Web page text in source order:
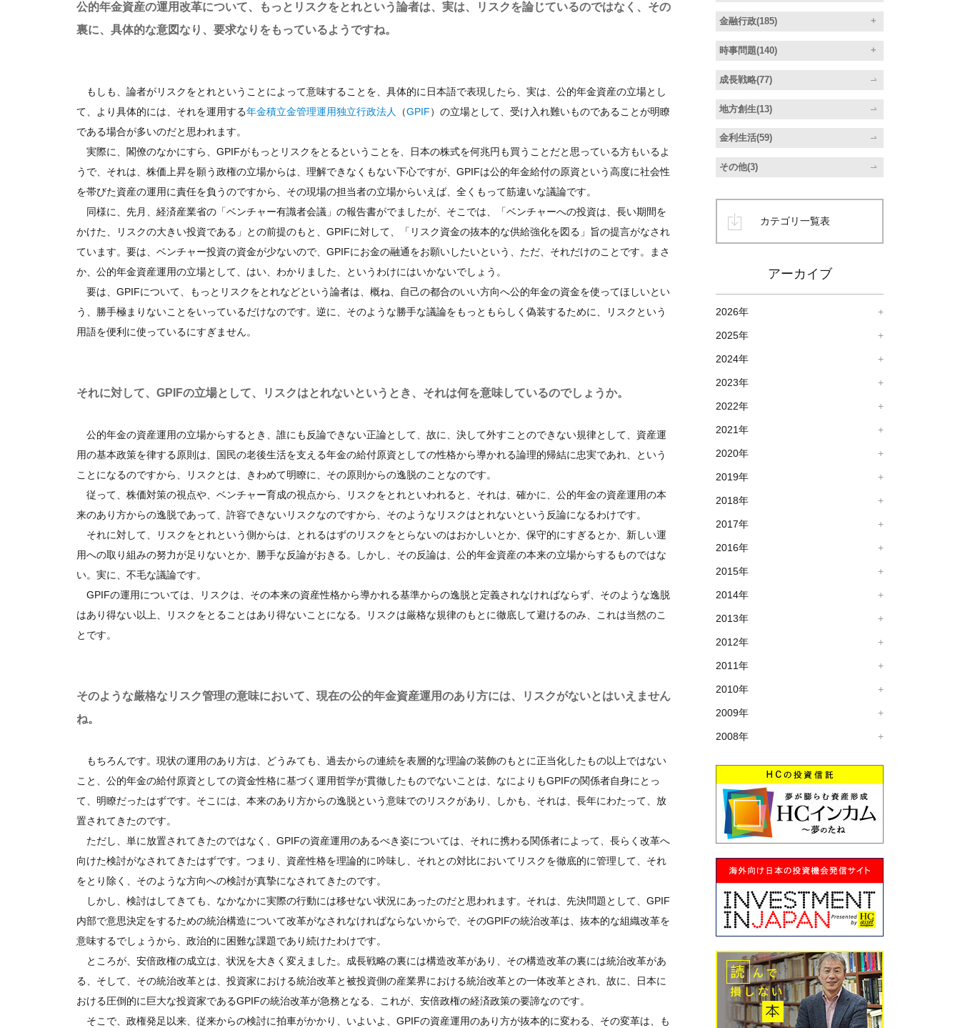
公的年金資産の運用改革について、もっとリスクをとれという論者は、実は、リスクを論じているのではなく、その
裏に、具体的な意図なり、要求なりをもっているようですね。
もしも、論者がリスクをとれということによって意味することを、具体的に日本語で表現したら、実は、公的年金資産の立場とし
て、より具体的には、それを運用する年金積立金管理運用独立行政法人 （GPIF）の立場として、受け入れ難いものであることが明瞭
である場合が多いのだと思われます。
実際に、閣僚のなかにすら、GPIFがもっとリスクをとるということを、日本の株式を何兆円も買うことだと思っている方もいるよ
うで、それは、株価上昇を願う政権の立場からは、理解できなくもない下心ですが、GPIFは公的年金給付の原資という高度に社会性
を帯びた資産の運用に責任を負うのですから、その現場の担当者の立場からいえば、全くもって筋違いな議論です。
同様に、先月、経済産業省の「ベンチャー有識者会議」の報告書がでましたが、そこでは、「ベンチャーへの投資は、長い期間を
かけた、リスクの大きい投資である」との前提のもと、GPIFに対して、「リスク資金の抜本的な供給強化を図る」旨の提言がなされ
ています。要は、ベンチャー投資の資金が少ないので、GPIFにお金の融通をお願いしたいという、ただ、それだけのことです。まさ
か、公的年金資産運用の立場として、はい、わかりました、というわけにはいかないでしょう。
要は、GPIFについて、もっとリスクをとれなどという論者は、概ね、自己の都合のいい方向へ公的年金の資金を使ってほしいとい
う、勝手極まりないことをいっているだけなのです。逆に、そのような勝手な議論をもっともらしく偽装するために、リスクという
用語を便利に使っているにすぎません。
それに対して、GPIFの立場として、リスクはとれないというとき、それは何を意味しているのでしょうか。
公的年金の資産運用の立場からするとき、誰にも反論できない正論として、故に、決して外すことのできない規律として、資産運
用の基本政策を律する原則は、国民の老後生活を支える年金の給付原資としての性格から導かれる論理的帰結に忠実であれ、という
ことになるのですから、リスクとは、きわめて明瞭に、その原則からの逸脱のことなのです。
従って、株価対策の視点や、ベンチャー育成の視点から、リスクをとれといわれると、それは、確かに、公的年金の資産運用の本
来のあり方からの逸脱であって、許容できないリスクなのですから、そのようなリスクはとれないという反論になるわけです。
それに対して、リスクをとれという側からは、とれるはずのリスクをとらないのはおかしいとか、保守的にすぎるとか、新しい運
用への取り組みの努力が足りないとか、勝手な反論がおきる。しかし、その反論は、公的年金資産の本来の立場からするものではな
い。実に、不毛な議論です。
GPIFの運用については、リスクは、その本来の資産性格から導かれる基準からの逸脱と定義されなければならず、そのような逸脱
はあり得ない以上、リスクをとることはあり得ないことになる。リスクは厳格な規律のもとに徹底して避けるのみ、これは当然のこ
とです。
そのような厳格なリスク管理の意味において、現在の公的年金資産運用のあり方には、リスクがないとはいえません
ね。
もちろんです。現状の運用のあり方は、どうみても、過去からの連続を表層的な理論の装飾のもとに正当化したもの以上ではない
こと、公的年金の給付原資としての資金性格に基づく運用哲学が貫徹したものでないことは、なによりもGPIFの関係者自身にとっ
て、明瞭だったはずです。そこには、本来のあり方からの逸脱という意味でのリスクがあり、しかも、それは、長年にわたって、放
置されてきたのです。
ただし、単に放置されてきたのではなく、GPIFの資産運用のあるべき姿については、それに携わる関係者によって、長らく改革へ
向けた検討がなされてきたはずです。つまり、資産性格を理論的に吟味し、それとの対比においてリスクを徹底的に管理して、それ
をとり除く、そのような方向への検討が真摯になされてきたのです。
しかし、検討はしてきても、なかなかに実際の行動には移せない状況にあったのだと思われます。それは、先決問題として、GPIF
内部で意思決定をするための統治構造について改革がなされなければならないからで、そのGPIFの統治改革は、抜本的な組織改革を
意味するでしょうから、政治的に困難な課題であり続けたわけです。
ところが、安倍政権の成立は、状況を大きく変えました。成長戦略の裏には構造改革があり、その構造改革の裏には統治改革があ
る、そして、その統治改革とは、投資家における統治改革と被投資側の産業界における統治改革との一体改革とされ、故に、日本に
おける圧倒的に巨大な投資家であるGPIFの統治改革が急務となる、これが、安倍政権の経済政策の要諦なのです。
そこで、政権発足以来、従来からの検討に拍車がかかり、いよいよ、GPIFの資産運用のあり方が抜本的に変わる、その変革は、も
金融行政(185)
時事問題(140)
成長戦略(77)
地方創生(13)
金利生活(59)
その他(3)
カテゴリ一覧表
アーカイブ
2026年
2025年
2024年
2023年
2022年
2021年
2020年
2019年
2018年
2017年
2016年
2015年
2014年
2013年
2012年
2011年
2010年
2009年
2008年